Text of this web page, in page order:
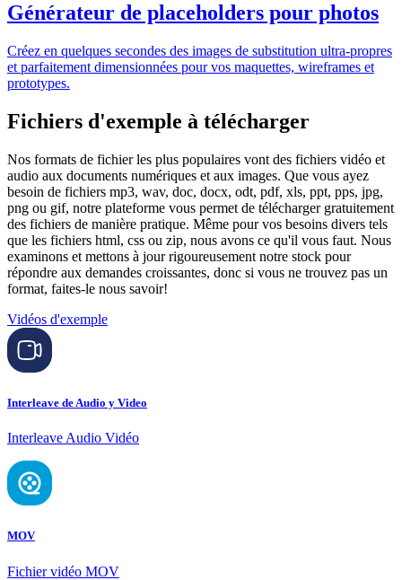
Générateur de placeholders pour photos
Créez en quelques secondes des images de substitution ultra-propres
et parfaitement dimensionnées pour vos maquettes, wireframes et
prototypes.
Fichiers d'exemple à télécharger
Nos formats de fichier les plus populaires vont des fichiers vidéo et
audio aux documents numériques et aux images. Que vous ayez
besoin de fichiers mp3, wav, doc, docx, odt, pdf, xls, ppt, pps, jpg,
png ou gif, notre plateforme vous permet de télécharger gratuitement
des fichiers de manière pratique. Même pour vos besoins divers tels
que les fichiers html, css ou zip, nous avons ce qu'il vous faut. Nous
examinons et mettons à jour rigoureusement notre stock pour
répondre aux demandes croissantes, donc si vous ne trouvez pas un
format, faites-le nous savoir!
Vidéos d'exemple
Interleave de Audio y Video
Interleave Audio Vidéo
MOV
Fichier vidéo MOV